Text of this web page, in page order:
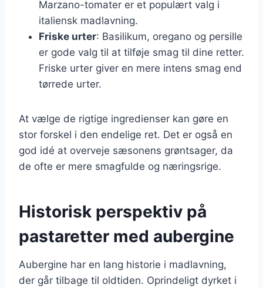
Marzano-tomater er et populært valg i
italiensk madlavning.
Friske urter: Basilikum, oregano og persille
er gode valg til at tilføje smag til dine retter.
Friske urter giver en mere intens smag end
tørrede urter.
At vælge de rigtige ingredienser kan gøre en
stor forskel i den endelige ret. Det er også en
god idé at overveje sæsonens grøntsager, da
de ofte er mere smagfulde og næringsrige.
Historisk perspektiv på
pastaretter med aubergine
Aubergine har en lang historie i madlavning,
der går tilbage til oldtiden. Oprindeligt dyrket i